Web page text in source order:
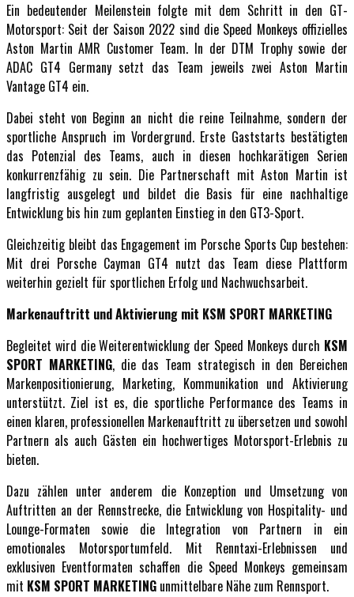
Ein bedeutender Meilenstein folgte mit dem Schritt in den GT-
Motorsport: Seit der Saison 2022 sind die Speed Monkeys offizielles
Aston Martin AMR Customer Team. In der DTM Trophy sowie der
ADAC GT4 Germany setzt das Team jeweils zwei Aston Martin
Vantage GT4 ein.
Dabei steht von Beginn an nicht die reine Teilnahme, sondern der
sportliche Anspruch im Vordergrund. Erste Gaststarts bestätigten
das Potenzial des Teams, auch in diesen hochkarätigen Serien
konkurrenzfähig zu sein. Die Partnerschaft mit Aston Martin ist
langfristig ausgelegt und bildet die Basis für eine nachhaltige
Entwicklung bis hin zum geplanten Einstieg in den GT3-Sport.
Gleichzeitig bleibt das Engagement im Porsche Sports Cup bestehen:
Mit drei Porsche Cayman GT4 nutzt das Team diese Plattform
weiterhin gezielt für sportlichen Erfolg und Nachwuchsarbeit.
Markenauftritt und Aktivierung mit KSM SPORT MARKETING
Begleitet wird die Weiterentwicklung der Speed Monkeys durch KSM
SPORT MARKETING, die das Team strategisch in den Bereichen
Markenpositionierung, Marketing, Kommunikation und Aktivierung
unterstützt. Ziel ist es, die sportliche Performance des Teams in
einen klaren, professionellen Markenauftritt zu übersetzen und sowohl
Partnern als auch Gästen ein hochwertiges Motorsport-Erlebnis zu
bieten.
Dazu zählen unter anderem die Konzeption und Umsetzung von
Auftritten an der Rennstrecke, die Entwicklung von Hospitality- und
Lounge-Formaten sowie die Integration von Partnern in ein
emotionales Motorsportumfeld. Mit Renntaxi-Erlebnissen und
exklusiven Eventformaten schaffen die Speed Monkeys gemeinsam
mit KSM SPORT MARKETING unmittelbare Nähe zum Rennsport.